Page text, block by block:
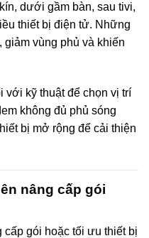
dưới gầm bàn, sau tivi,
thiết bị điện tử. Những
giảm vùng phủ và khiến
với kỹ thuật để chọn vị trí
không đủ phủ sóng
bị mở rộng để cải thiện
nâng cấp gói
cấp gói hoặc tối ưu thiết bị